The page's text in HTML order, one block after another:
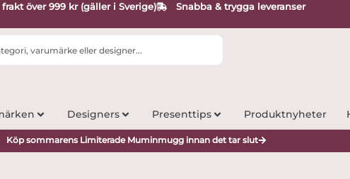
frakt över 999 kr (gäller i Sverige) Snabba & trygga leveranser
Designers Presenttips Produktnyheter
Köp sommarens Limiterade Muminmugg innan det tar slut